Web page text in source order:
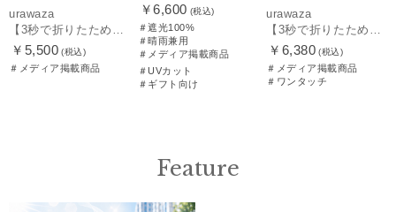
urawaza
【3秒で折りたためる 雨傘】urawaza(ウラワザ) slim 55cmUV プレーン UV加工
￥5,500 (税込)
＃メディア掲載商品
￥6,600 (税込)
＃遮光100%
＃晴雨兼用
＃メディア掲載商品
＃UVカット
＃ギフト向け
urawaza
【3秒で折りたためる 雨傘】urawaza(ウラワザ) slim WJ55cmUV プレーン UV加工 自動開閉
￥6,380 (税込)
＃メディア掲載商品
＃ワンタッチ
Feature